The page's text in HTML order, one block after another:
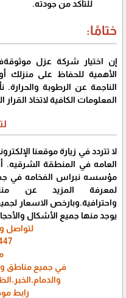
للتأكد من جودته.
ختامًا:
إن اختيار شركة عزل
الأهمية للحفاظ على منزلك
الناجمة عن الرطوبة
المعلومات الكافية لاتخاذ القرار
لا تتردد في زيارة موقعنا
العامه في المنطقة الشرقيه.
مؤسسه نبراس الفخامه في
لمعرفة المزيد عن
واحترافية.وبارخص الاسعار
يوجد منها جميع الأشكال
لتواصل
في جميع مناطق
رابط